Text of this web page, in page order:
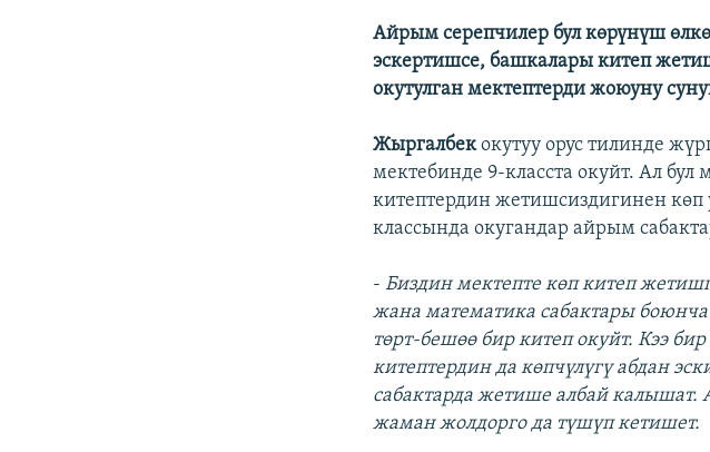
Айрым серепчилер бул көрүнүш
эскертишсе, башкалары китеп
окутулган мектептерди жоюуну
Жыргалбекокутуу орус тилинде
мектебинде 9-класста окуйт. Ал
китептердин жетишсиздигинен
классында окугандар айрым
-Биздин мектепте көп китеп
жана математика сабактары боюнча
төрт-бешөө бир китеп окуйт. Кээ
китептердин да көпчүлүгү абдан
сабактарда жетише албай
жаман жолдорго да түшүп кетишет.